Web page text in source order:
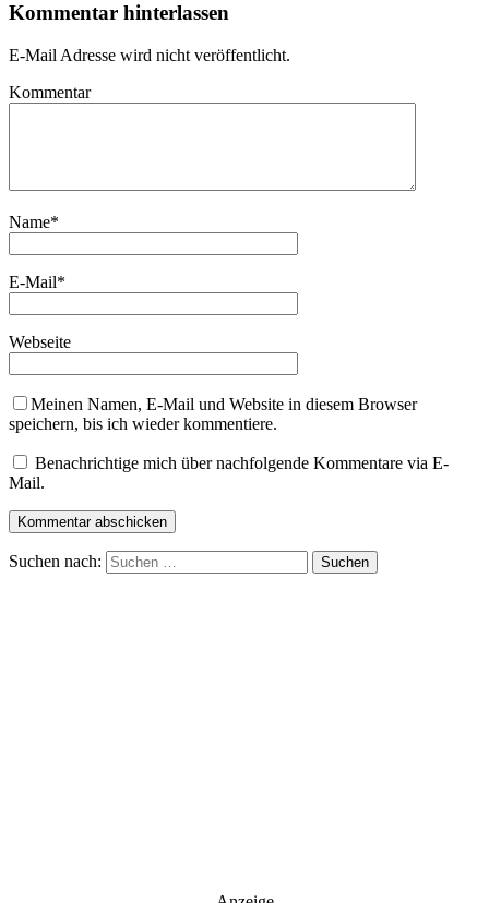
Kommentar hinterlassen
E-Mail Adresse wird nicht veröffentlicht.
Kommentar
Name*
E-Mail*
Webseite
Meinen Namen, E-Mail und Website in diesem Browser
speichern, bis ich wieder kommentiere.
Benachrichtige mich über nachfolgende Kommentare via E-
Mail.
Suchen nach: